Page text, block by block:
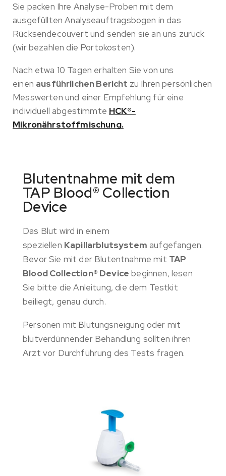
Sie packen Ihre Analyse-Proben mit dem
ausgefüllten Analyseauftragsbogen in das
Rücksendecouvert und senden sie an uns zurück
(wir bezahlen die Portokosten).
Nach etwa 10 Tagen erhalten Sie von uns
einen ausführlichen Bericht zu Ihren persönlichen
Messwerten und einer Empfehlung für eine
individuell abgestimmte HCK®-
Mikronährstoffmischung.
Blutentnahme mit dem
TAP Blood® Collection
Device
Das Blut wird in einem
speziellen Kapillarblutsystem aufgefangen.
Bevor Sie mit der Blutentnahme mit TAP
BloodCollection® Device beginnen, lesen
Sie bitte die Anleitung, die dem Testkit
beiliegt, genau durch.
Personen mit Blutungsneigung oder mit
blutverdünnender Behandlung sollten ihren
Arzt vor Durchführung des Tests fragen.